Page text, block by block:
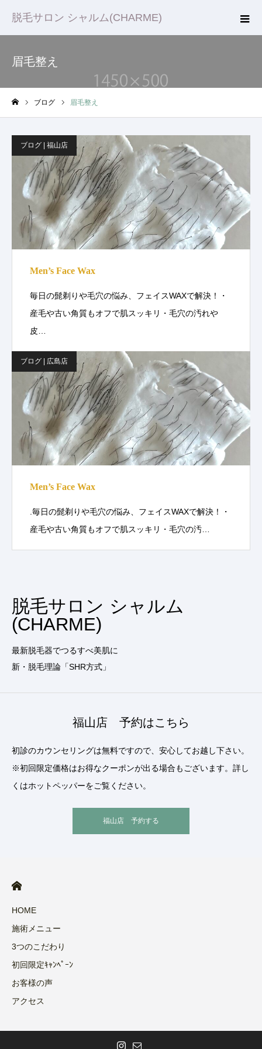
脱毛サロン シャルム(CHARME)
眉毛整え
ブログ 眉毛整え
ブログ | 福山店
Men’s Face Wax
毎日の髭剃りや毛穴の悩み、フェイスWAXで解決！・
産毛や古い角質もオフで肌スッキリ・毛穴の汚れや
皮…
ブログ | 広島店
Men’s Face Wax
.毎日の髭剃りや毛穴の悩み、フェイスWAXで解決！・
産毛や古い角質もオフで肌スッキリ・毛穴の汚…
脱毛サロン シャルム
(CHARME)
最新脱毛器でつるすべ美肌に
新・脱毛理論「SHR方式」
福山店 予約はこちら
初診のカウンセリングは無料ですので、安心してお越し下さい。
※初回限定価格はお得なクーポンが出る場合もございます。詳し
くはホットペッパーをご覧ください。
福山店 予約する
HOME
施術メニュー
3つのこだわり
初回限定ｷｬﾝﾍﾟｰﾝ
お客様の声
アクセス